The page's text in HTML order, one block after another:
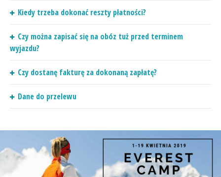
Kiedy trzeba dokonać reszty płatności?
Czy można zapisać się na obóz tuż przed terminem
wyjazdu?
Czy dostanę fakturę za dokonaną zapłatę?
Dane do przelewu